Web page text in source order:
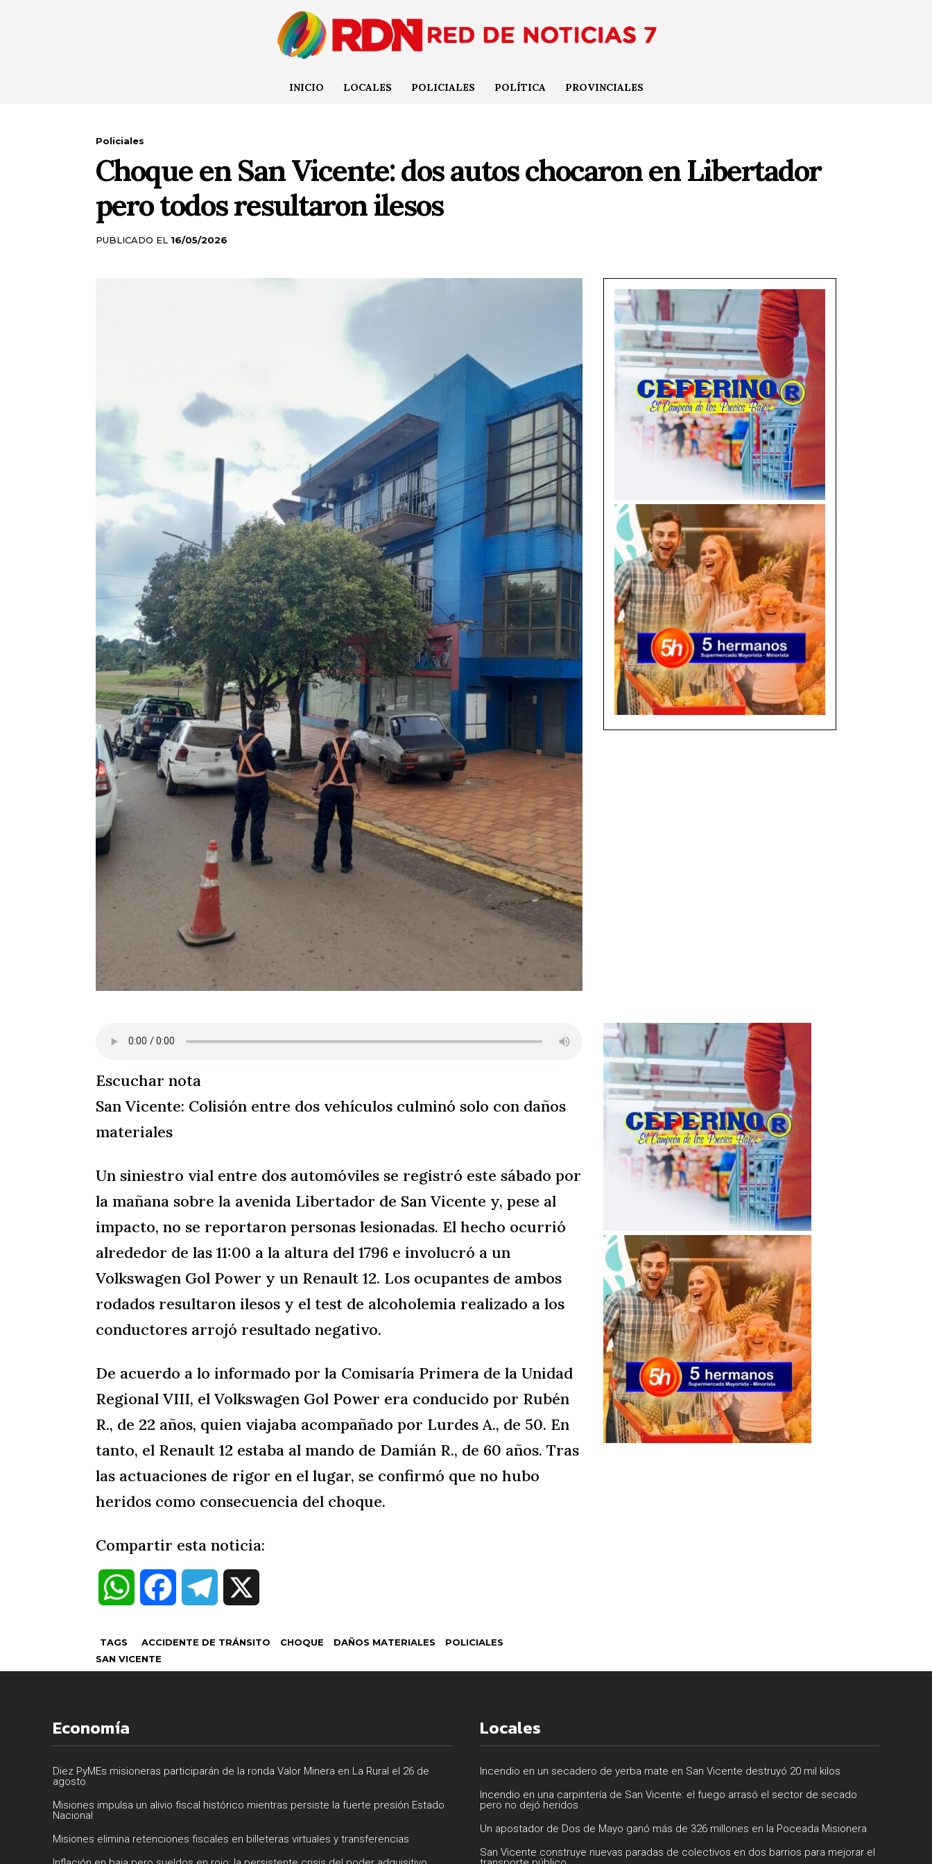
INICIO LOCALES POLICIALES POLÍTICA PROVINCIALES
Policiales
Choque en San Vicente: dos autos chocaron en Libertador
pero todos resultaron ilesos
PUBLICADO EL 16/05/2026
Escuchar nota
San Vicente: Colisión entre dos vehículos culminó solo con daños
materiales
Un siniestro vial entre dos automóviles se registró este sábado por
la mañana sobre la avenida Libertador de San Vicente y, pese al
impacto, no se reportaron personas lesionadas. El hecho ocurrió
alrededor de las 11:00 a la altura del 1796 e involucró a un
Volkswagen Gol Power y un Renault 12. Los ocupantes de ambos
rodados resultaron ilesos y el test de alcoholemia realizado a los
conductores arrojó resultado negativo.
De acuerdo a lo informado por la Comisaría Primera de la Unidad
Regional VIII, el Volkswagen Gol Power era conducido por Rubén
R., de 22 años, quien viajaba acompañado por Lurdes A., de 50. En
tanto, el Renault 12 estaba al mando de Damián R., de 60 años. Tras
las actuaciones de rigor en el lugar, se confirmó que no hubo
heridos como consecuencia del choque.
Compartir esta noticia:
W
a
A
p
p
o
o
k
r
a
m
TAGS ACCIDENTE DE TRÁNSITO CHOQUE DAÑOS MATERIALES
POLICIALES
SAN VICENTE
Economía
Diez PyMEs misioneras participarán de la ronda Valor Minera en La Rural el 26 de
agosto
Misiones impulsa un alivio fiscal histórico mientras persiste la fuerte presión Estado
Nacional
Misiones elimina retenciones fiscales en billeteras virtuales y transferencias
Locales
Incendio en un secadero de yerba mate en San Vicente destruyó 20 mil kilos
Incendio en una carpintería de San Vicente: el fuego arrasó el sector de secado
pero no dejó heridos
Un apostador de Dos de Mayo ganó más de 326 millones en la Poceada Misionera
San Vicente construye nuevas paradas de colectivos en dos barrios para mejorar el